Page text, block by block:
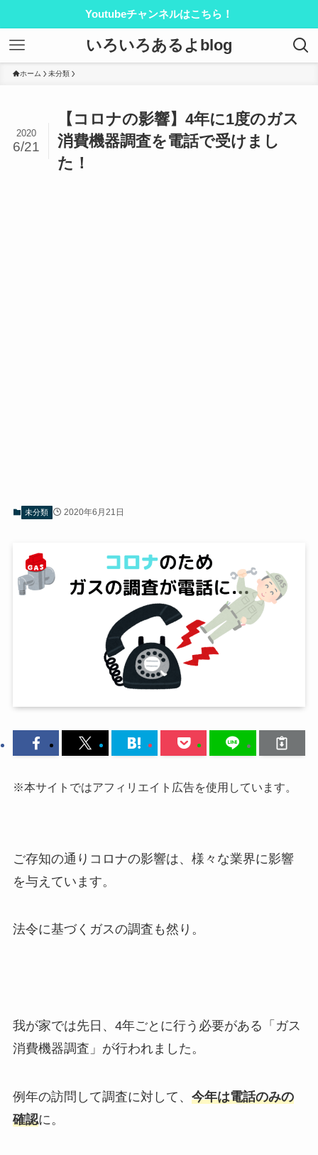
Youtubeチャンネルはこちら！
いろいろあるよblog
ホーム 未分類
【コロナの影響】4年に1度のガス
消費機器調査を電話で受けまし
た！
2020
6/21
未分類 2020年6月21日
※本サイトではアフィリエイト広告を使用しています。
ご存知の通りコロナの影響は、様々な業界に影響
を与えています。
法令に基づくガスの調査も然り。
我が家では先日、4年ごとに行う必要がある「ガス
消費機器調査」が行われました。
例年の訪問して調査に対して、 今年は電話のみの
確認に。